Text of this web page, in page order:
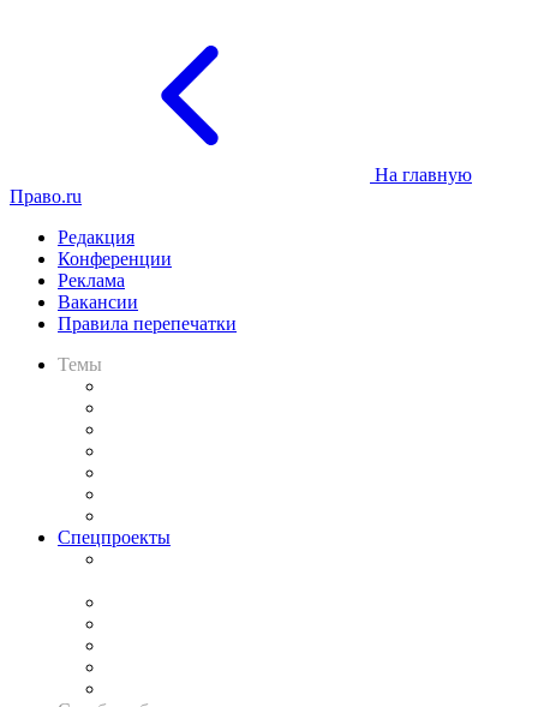
На главную
Право.ru
Редакция
Конференции
Реклама
Вакансии
Правила перепечатки
Темы
Спецпроекты